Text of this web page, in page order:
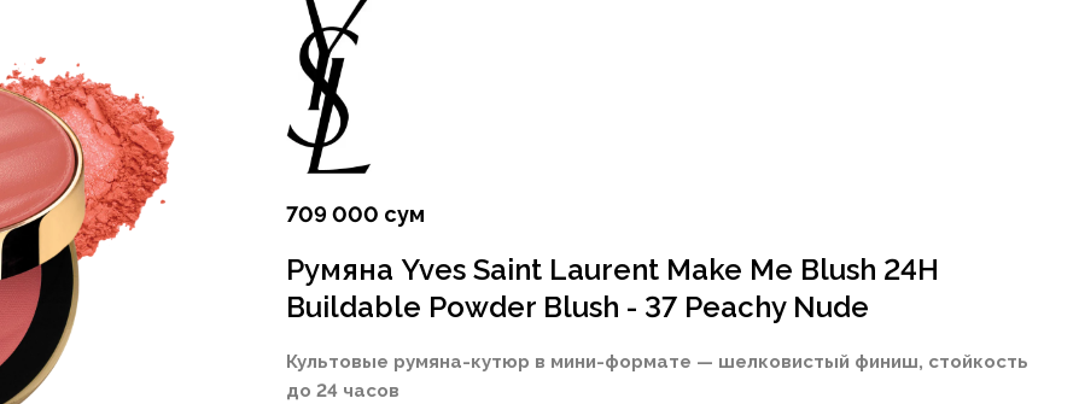
709 000 сум
Румяна Yves Saint Laurent Make Me Blush 24H
Buildable Powder Blush - 37 Peachy Nude
Культовые румяна-кутюр в мини-формате — шелковистый финиш, стойкость
до 24 часов